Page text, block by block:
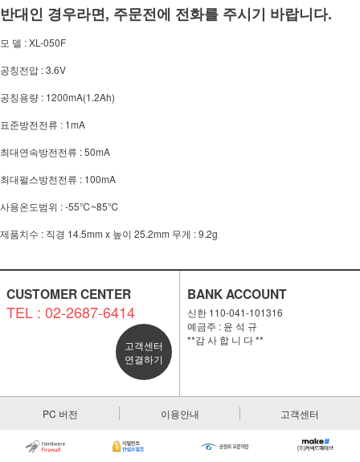
반대인 경우라면, 주문전에 전화를 주시기 바랍니다.
모 델 : XL-050F
공칭전압 : 3.6V
공칭용량 : 1200mA(1.2Ah)
표준방전전류 : 1mA
최대연속방전전류 : 50mA
최대펄스방전전류 : 100mA
사용온도범위 : -55℃~85℃
제품치수 : 직경 14.5mm x 높이 25.2mm 무게 : 9.2g
CUSTOMER CENTER
TEL : 02-2687-6414
고객센터
연결하기
BANK ACCOUNT
신한 110-041-101316
예금주 : 윤 석 규
**감 사 합 니 다 **
PC 버전 이용안내 고객센터